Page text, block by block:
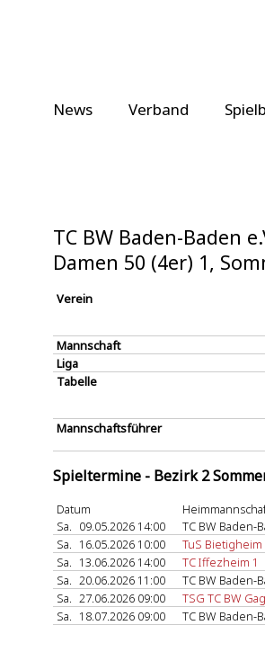
News Verband
TC BW Baden-Baden
Damen 50 (4er) 1,
Verein
Mannschaft
Liga
Tabelle
Mannschaftsführer
Spieltermine - Bezirk 2
Datum
Sa. 09.05.2026 14:00 TC BW Baden-
Sa. 16.05.2026 10:00 TuS Bietigheim
Sa. 13.06.2026 14:00 TC Iffezheim 1
Sa. 20.06.2026 11:00 TC BW Baden-
Sa. 27.06.2026 09:00 TSG TC BW
Sa. 18.07.2026 09:00 TC BW Baden-